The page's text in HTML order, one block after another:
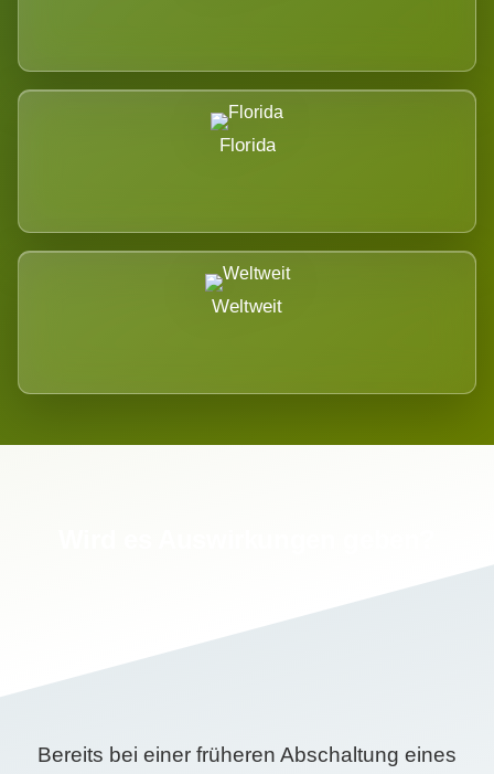
Florida
Weltweit
Bereits bei einer früheren Abschaltung eines